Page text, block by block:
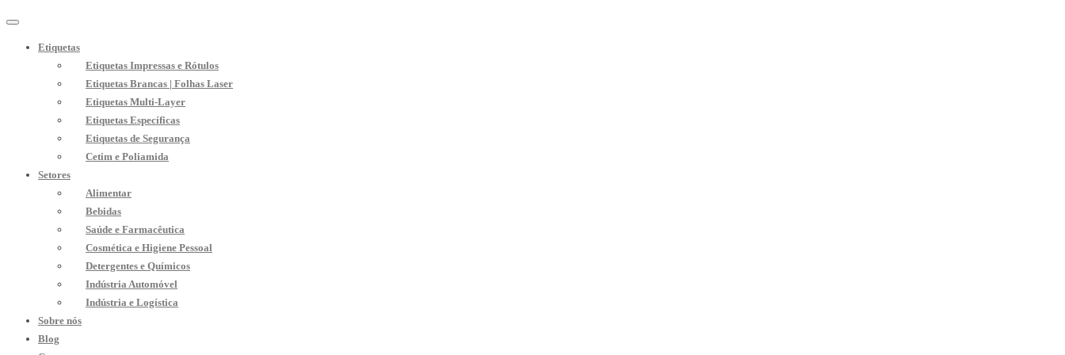
Etiquetas
Etiquetas Impressas e Rótulos
Etiquetas Brancas | Folhas Laser
Etiquetas Multi-Layer
Etiquetas Específicas
Etiquetas de Segurança
Cetim e Poliamida
Setores
Alimentar
Bebidas
Saúde e Farmacêutica
Cosmética e Higiene Pessoal
Detergentes e Químicos
Indústria Automóvel
Indústria e Logística
Sobre nós
Blog